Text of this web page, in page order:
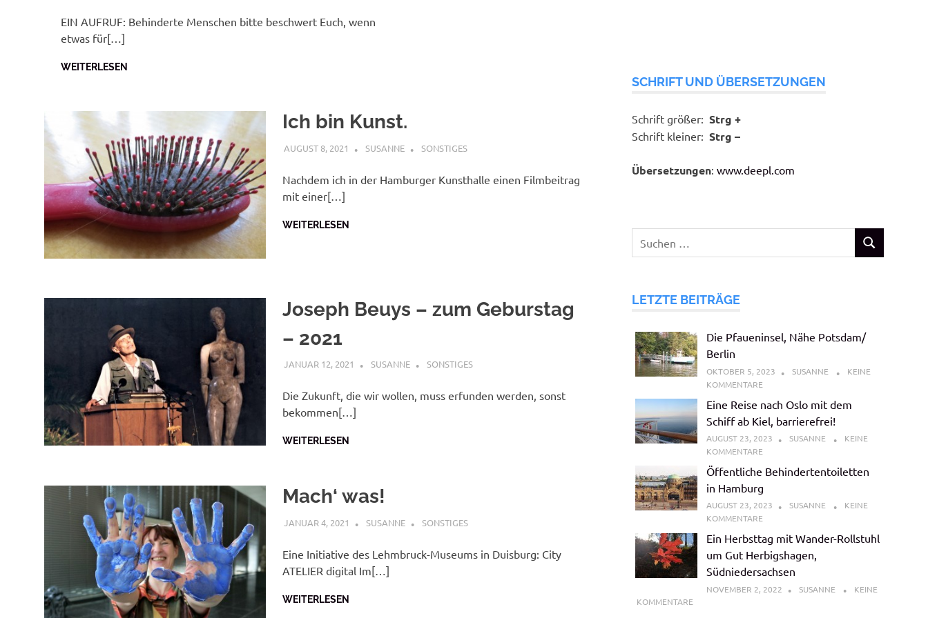
EIN AUFRUF: Behinderte Menschen bitte beschwert Euch, wenn
etwas für[…]
WEITERLESEN
Ich bin Kunst.
AUGUST 8, 2021 SUSANNE SONSTIGES
Nachdem ich in der Hamburger Kunsthalle einen Filmbeitrag
mit einer[…]
WEITERLESEN
Joseph Beuys – zum Geburstag
– 2021
JANUAR 12, 2021 SUSANNE SONSTIGES
Die Zukunft, die wir wollen, muss erfunden werden, sonst
bekommen[…]
WEITERLESEN
Mach‘ was!
JANUAR 4, 2021 SUSANNE SONSTIGES
Eine Initiative des Lehmbruck-Museums in Duisburg: City
ATELIER digital Im[…]
WEITERLESEN
SCHRIFT UND ÜBERSETZUNGEN
Schrift größer:Strg +
Schrift kleiner:Strg –
Übersetzungen:www.deepl.com
nach:
SUCHEN
LETZTE BEITRÄGE
Die Pfaueninsel, Nähe Potsdam/
Berlin
OKTOBER 5, 2023 SUSANNE
KEINE
KOMMENTARE
Eine Reise nach Oslo mit dem
Schiff ab Kiel, barrierefrei!
AUGUST 23, 2023 SUSANNE
KEINE
KOMMENTARE
Öffentliche Behindertentoiletten
in Hamburg
AUGUST 23, 2023 SUSANNE
KEINE
KOMMENTARE
Ein Herbsttag mit Wander-Rollstuhl
um Gut Herbigshagen,
Südniedersachsen
NOVEMBER 2, 2022 SUSANNE
KEINE
KOMMENTARE